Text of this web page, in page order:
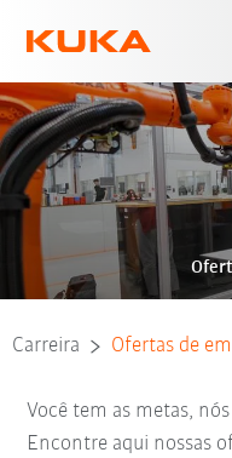
Carreira Ofertas de
Você tem as metas,
Encontre aqui nossas